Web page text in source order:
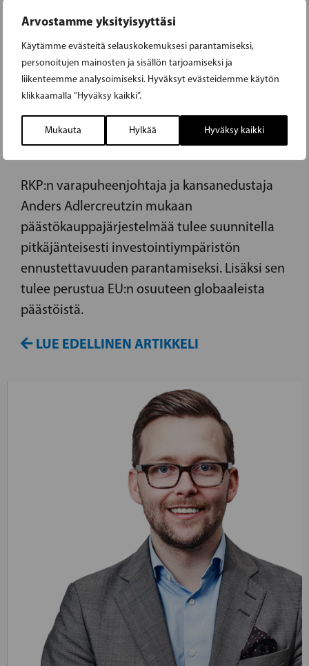
Arvostamme yksityisyyttäsi
Käytämme evästeitä selauskokemuksesi parantamiseksi,
personoitujen mainosten ja sisällön tarjoamiseksi ja
liikenteemme analysoimiseksi. Hyväksyt evästeidemme käytön
klikkaamalla ”Hyväksy kaikki”.
Mukauta Hylkää Hyväksy kaikki
17.01.2019
PÄÄSTÖKAUPPAA TULEE LAAJENTAA
JOTTA INVESTOINTIYMPÄRISTÖ OLISI
ENNUSTETTAVISSA
RKP:n varapuheenjohtaja ja kansanedustaja
Anders Adlercreutzin mukaan
päästökauppajärjestelmää tulee suunnitella
pitkäjänteisesti investointiympäristön
ennustettavuuden parantamiseksi. Lisäksi sen
tulee perustua EU:n osuuteen globaaleista
päästöistä.
LUE EDELLINEN ARTIKKELI